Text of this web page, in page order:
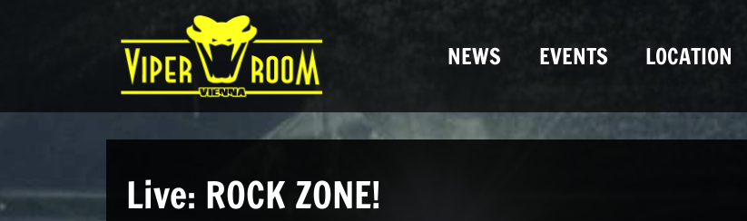
Hauptnavigation NEWS EVENTS LOCATION
Live: ROCK ZONE!